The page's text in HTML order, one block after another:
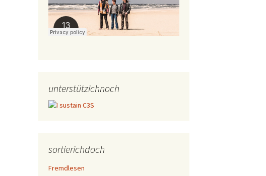
unterstützichnoch
sortierichdoch
Fremdlesen